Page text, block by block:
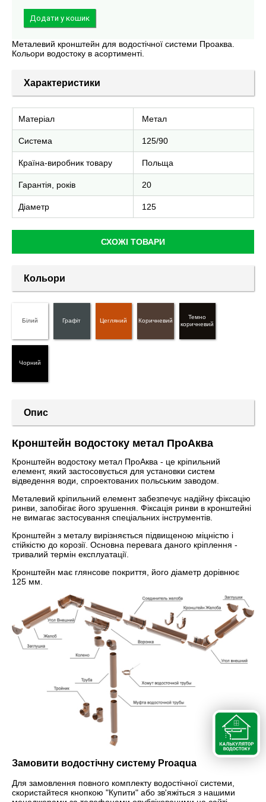
Металевий кронштейн для водостічної системи Проаква.
Кольори водостоку в асортименті.
Характеристики
Матеріал Метал
Система 125/90
Країна-виробник товару Польща
Гарантія, років 20
Діаметр 125
СХОЖІ ТОВАРИ
Кольори
Білий Графіт Цегляний Коричневий
Темно
коричневий
Чорний
Опис
Кронштейн водостоку метал ПроАква
Кронштейн водостоку метал ПроАква - це кріпильний
елемент, який застосовується для установки систем
відведення води, спроектованих польським заводом.
Металевий кріпильний елемент забезпечує надійну фіксацію
ринви, запобігає його зрушення. Фіксація ринви в кронштейні
не вимагає застосування спеціальних інструментів.
Кронштейн з металу вирізняється підвищеною міцністю і
стійкістю до корозії. Основна перевага даного кріплення -
тривалий термін експлуатації.
Кронштейн має глянсове покриття, його діаметр дорівнює
125 мм.
Замовити водостічну систему Proaqua
Для замовлення повного комплекту водостічної системи,
скористайтеся кнопкою "Купити" або зв'яжіться з нашими